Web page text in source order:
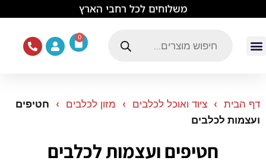
משלוחים לכל רחבי הארץ
0
דף הבית ציוד ואוכל לכלבים מזון לכלבים
חטיפים
ועצמות לכלבים
חטיפים ועצמות לכלבים